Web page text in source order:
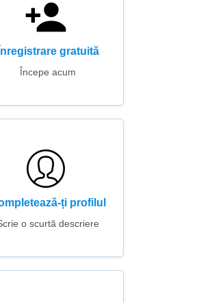
Înregistrare gratuită
Începe acum
ți profilul
o scurtă descriere